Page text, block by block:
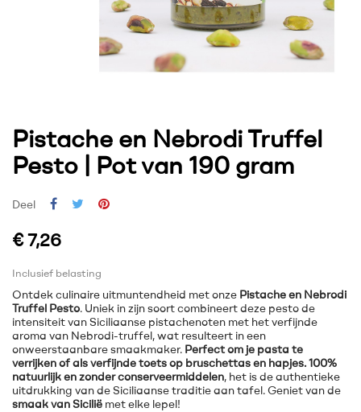
Pistache en Nebrodi Truffel
Pesto | Pot van 190 gram
Deel
€ 7,26
Inclusief belasting
Ontdek culinaire uitmuntendheid met onze Pistache en Nebrodi
Truffel Pesto. Uniek in zijn soort combineert deze pesto de
intensiteit van Siciliaanse pistachenoten met het verfijnde
aroma van Nebrodi-truffel, wat resulteert in een
onweerstaanbare smaakmaker. Perfect om je pasta te
verrijken of als verfijnde toets op bruschettas en hapjes. 100%
natuurlijk en zonder conserveermiddelen, het is de authentieke
uitdrukking van de Siciliaanse traditie aan tafel. Geniet van de
smaak van Sicilië met elke lepel!